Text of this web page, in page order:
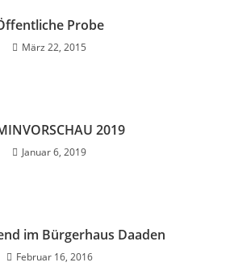
Probe
März 22, 2015
2019
Januar 6, 2019
im Bürgerhaus Daaden
Februar 16, 2016